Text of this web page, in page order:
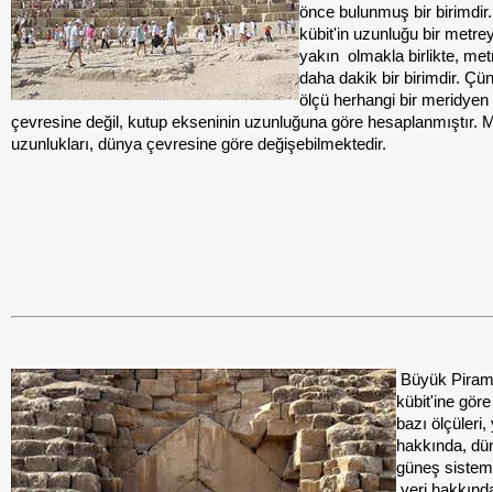
önce bulunmuş bir
kübit'in uzunluğu bir
yakın olmakla birlikte,
daha dakik bir birimdir.
ölçü herhangi bir meridyen
çevresine değil, kutup ekseninin uzunluğuna göre hesaplanmıştır.
uzunlukları, dünya çevresine göre değişebilmektedir.
Büyük
kübit'ine göre
bazı
hakkında,
güneş